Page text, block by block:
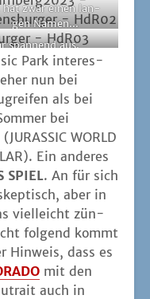
hat zwar einen lan­
gen Namen...
span­nend aus.
Park inter­es­
nun bei
als bei
bei
WORLD
Ein ande­res
SPIEL. An für sich
aber in
viel­leicht zün­
fol­gend kommt
Hin­weis, dass es
mit den
auch in